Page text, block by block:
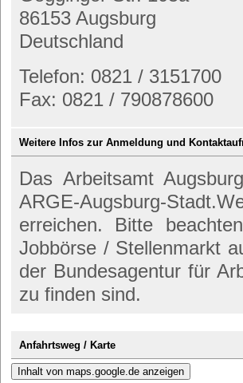
86153 Augsburg
Deutschland
Telefon: 0821 / 3151700
Fax: 0821 / 790878600
Weitere Infos zur Anmeldung und
Das Arbeitsamt
ARGE-Augsburg-
erreichen. Bitte
Jobbörse / Stellenmarkt
der Bundesagentur für
zu finden sind.
Anfahrtsweg / Karte
Inhalt von maps.google.de anzeigen